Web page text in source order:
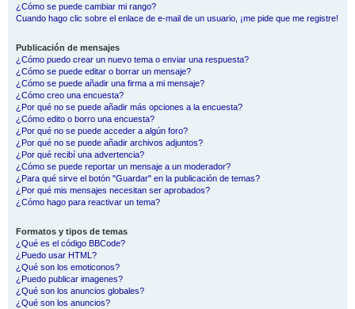
¿Cómo se puede cambiar mi rango?
Cuando hago clic sobre el enlace de e-mail de un usuario, ¡me pide que me registre!
Publicación de mensajes
¿Cómo puedo crear un nuevo tema o enviar una respuesta?
¿Cómo se puede editar o borrar un mensaje?
¿Cómo se puede añadir una firma a mi mensaje?
¿Cómo creo una encuesta?
¿Por qué no se puede añadir más opciones a la encuesta?
¿Cómo edito o borro una encuesta?
¿Por qué no se puede acceder a algún foro?
¿Por qué no se puede añadir archivos adjuntos?
¿Por qué recibí una advertencia?
¿Cómo se puede reportar un mensaje a un moderador?
¿Para qué sirve el botón "Guardar" en la publicación de temas?
¿Por qué mis mensajes necesitan ser aprobados?
¿Cómo hago para reactivar un tema?
Formatos y tipos de temas
¿Qué es el código BBCode?
¿Puedo usar HTML?
¿Qué son los emoticonos?
¿Puedo publicar imagenes?
¿Qué son los anuncios globales?
¿Qué son los anuncios?